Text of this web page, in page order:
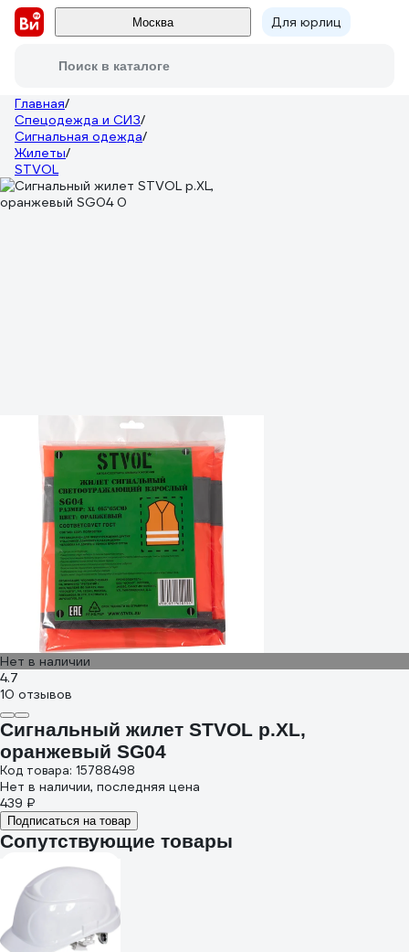
Москва Для юрлиц
Поиск в каталоге
Главная/
Спецодежда и СИЗ/
Сигнальная одежда/
Жилеты/
STVOL
Нет в наличии
4.7
10 отзывов
Сигнальный жилет STVOL р.XL,
оранжевый SG04
Код товара: 15788498
Нет в наличии, последняя цена
439 ₽
Подписаться на товар
Сопутствующие товары